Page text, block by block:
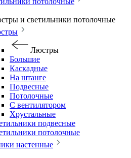
и светильники потолочные
Люстры
Большие
Каскадные
На штанге
Подвесные
Потолочные
С вентилятором
Хрустальные
подвесные
потолочные
настенные